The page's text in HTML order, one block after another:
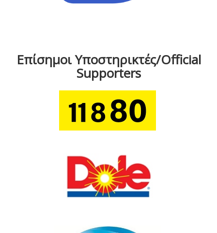
Επίσημοι Υποστηρικτές/Official
Supporters